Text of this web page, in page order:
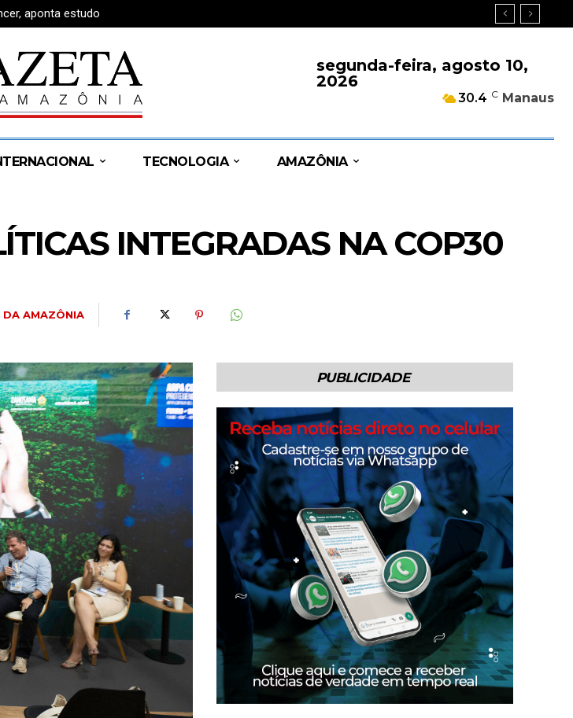
aponta estudo
pelo Amazonas
segunda-feira, agosto 10,
2026
30.4 C Manaus
TECNOLOGIA AMAZÔNIA
INTEGRADAS NA COP30
DA AMAZÔNIA
PUBLICIDADE